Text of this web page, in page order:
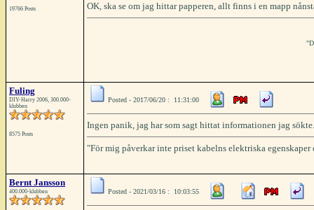
19766 Posts OK, ska se om jag hittar papperen, allt finns i en mapp
Fuling
DIY-Harry 2006, 300.000-
klubben
8575 Posts
Posted - 2017/06/20 : 11:31:00
Ingen panik, jag har som sagt hittat informationen jag
"För mig påverkar inte priset kabelns elektriska
Bernt Jansson
400.000-klubben Posted - 2021/03/16 : 10:03:55